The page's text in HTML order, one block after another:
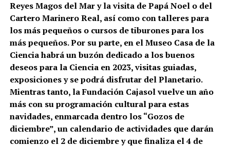
Reyes Magos del Mar y la visita de Papá Noel o del
Cartero Marinero Real, así como con talleres para
los más pequeños o cursos de tiburones para los
más pequeños. Por su parte, en el Museo Casa de la
Ciencia habrá un buzón dedicado a los buenos
deseos para la Ciencia en 2023, visitas guiadas,
exposiciones y se podrá disfrutar del Planetario.
Mientras tanto, la Fundación Cajasol vuelve un año
más con su programación cultural para estas
navidades, enmarcada dentro los “Gozos de
diciembre”, un calendario de actividades que darán
comienzo el 2 de diciembre y que finaliza el 4 de